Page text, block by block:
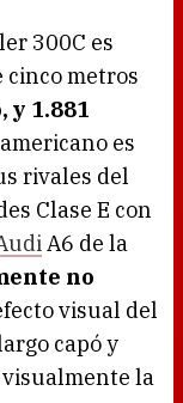
300C es
cinco metros
y 1.881
es
rivales del
Clase E con
A6 de la
no
visual del
capó y
la